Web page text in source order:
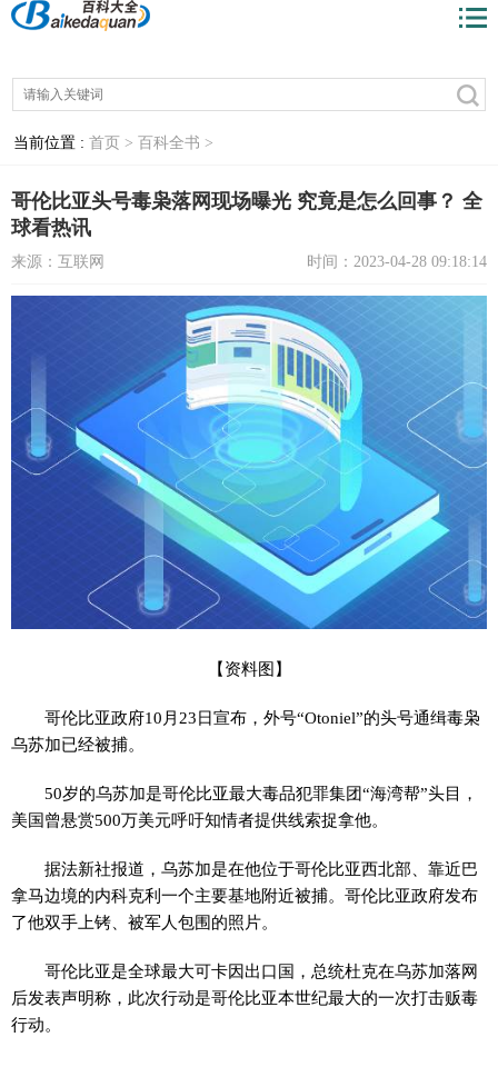
当前位置 : 首页 > 百科全书 >
哥伦比亚头号毒枭落网现场曝光 究竟是怎么回事？ 全
球看热讯
来源：互联网 时间：2023-04-28 09:18:14
【资料图】
哥伦比亚政府10月23日宣布，外号“Otoniel”的头号通缉毒枭
乌苏加已经被捕。
50岁的乌苏加是哥伦比亚最大毒品犯罪集团“海湾帮”头目，
美国曾悬赏500万美元呼吁知情者提供线索捉拿他。
据法新社报道，乌苏加是在他位于哥伦比亚西北部、靠近巴
拿马边境的内科克利一个主要基地附近被捕。哥伦比亚政府发布
了他双手上铐、被军人包围的照片。
哥伦比亚是全球最大可卡因出口国，总统杜克在乌苏加落网
后发表声明称，此次行动是哥伦比亚本世纪最大的一次打击贩毒
行动。